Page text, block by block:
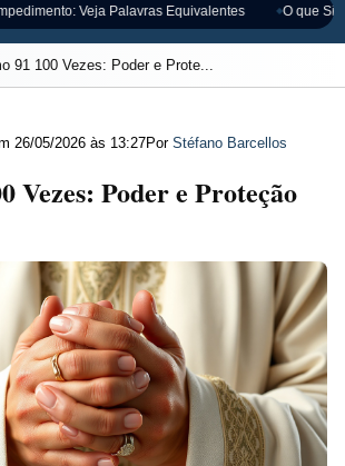
Veja Palavras Equivalentes O que
91 100 Vezes: Poder e Prote...
26/05/2026 às 13:27Por Stéfano Barcellos
Vezes: Poder e Proteção